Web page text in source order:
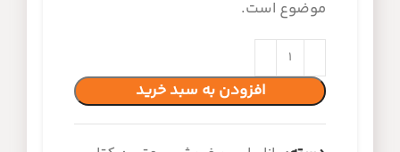
موضوع است.
افزودن به سبد خرید